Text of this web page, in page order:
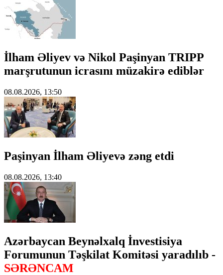
İlham Əliyev və Nikol Paşinyan TRIPP
marşrutunun icrasını müzakirə ediblər
08.08.2026, 13:50
Paşinyan İlham Əliyevə zəng etdi
08.08.2026, 13:40
Azərbaycan Beynəlxalq İnvestisiya
Forumunun Təşkilat Komitəsi yaradılıb -
SƏRƏNCAM